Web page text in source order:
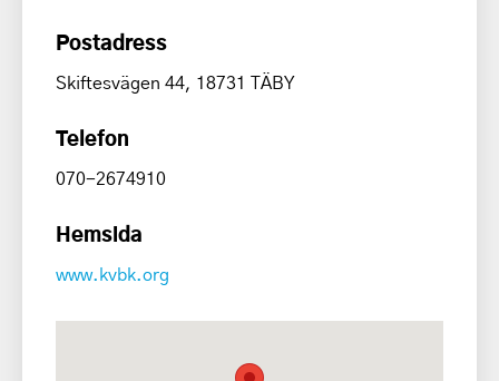
Postadress
Skiftesvägen 44, 18731 TÄBY
Telefon
070-2674910
Hemsida
www.kvbk.org